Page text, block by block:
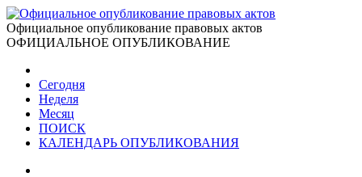
Официальное опубликование правовых актов
ОФИЦИАЛЬНОЕ ОПУБЛИКОВАНИЕ
Сегодня
Неделя
Месяц
ПОИСК
КАЛЕНДАРЬ ОПУБЛИКОВАНИЯ